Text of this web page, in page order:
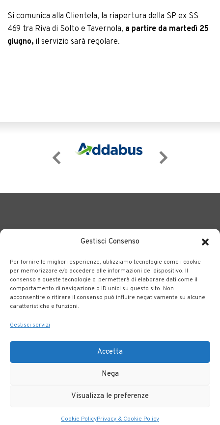
Gestisci Consenso
Per fornire le migliori esperienze, utilizziamo tecnologie come i cookie
per memorizzare e/o accedere alle informazioni del dispositivo. Il
consenso a queste tecnologie ci permetterà di elaborare dati come il
comportamento di navigazione o ID unici su questo sito. Non
acconsentire o ritirare il consenso può influire negativamente su alcune
caratteristiche e funzioni.
Gestisci servizi
Accetta
Nega
Visualizza le preferenze
Cookie PolicyPrivacy & Cookie Policy
Si comunica alla Clientela, la riapertura della SP ex SS
469 tra Riva di Solto e Tavernola, a partire da martedì 25
giugno, il servizio sarà regolare.
BERGAMO TRASPORTI portale delle tre società Consortili
dedite al trasporto pubblico locale su tutto il territorio
bergamasco.